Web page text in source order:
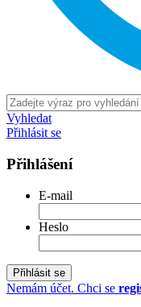
Vyhledat
Přihlásit se
Přihlášení
E-mail
Heslo
Přihlásit se
Nemám účet. Chci se